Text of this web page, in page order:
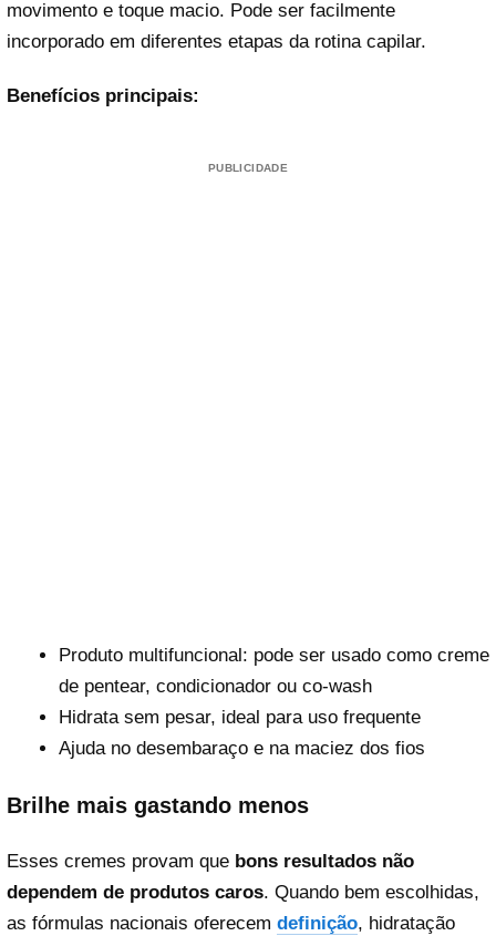
movimento e toque macio. Pode ser facilmente
incorporado em diferentes etapas da rotina capilar.
Benefícios principais:
PUBLICIDADE
Produto multifuncional: pode ser usado como creme
de pentear, condicionador ou co-wash
Hidrata sem pesar, ideal para uso frequente
Ajuda no desembaraço e na maciez dos fios
Brilhe mais gastando menos
Esses cremes provam que bons resultados não
dependem de produtos caros. Quando bem escolhidas,
as fórmulas nacionais oferecem definição, hidratação